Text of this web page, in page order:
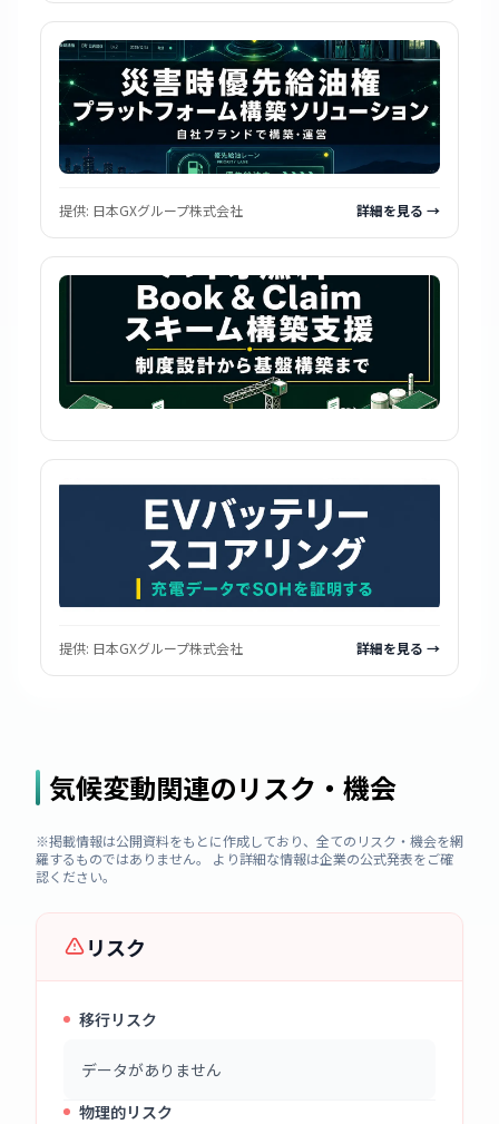
提供: 日本GXグループ株式会社 詳細を見る →
提供: 日本GXグループ株式会社 詳細を見る →
気候変動関連のリスク・機会
※掲載情報は公開資料をもとに作成しており、全てのリスク・機会を網
羅するものではありません。 より詳細な情報は企業の公式発表をご確
認ください。
リスク
移行リスク
データがありません
物理的リスク